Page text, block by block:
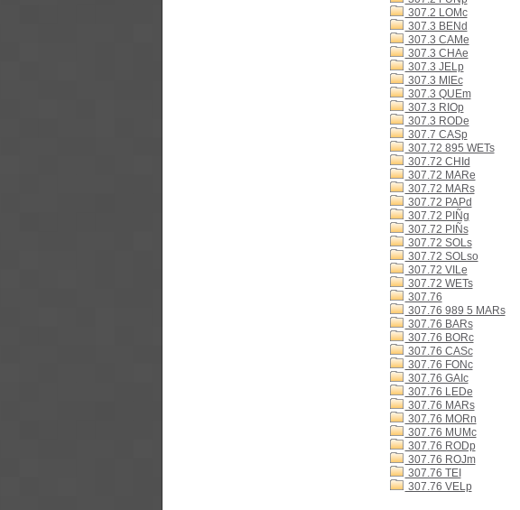
307.2 LOMc
307.3 BENd
307.3 CAMe
307.3 CHAe
307.3 JELp
307.3 MIEc
307.3 QUEm
307.3 RIOp
307.3 RODe
307.7 CASp
307.72 895 WETs
307.72 CHId
307.72 MARe
307.72 MARs
307.72 PAPd
307.72 PIÑg
307.72 PIÑs
307.72 SOLs
307.72 SOLso
307.72 VILe
307.72 WETs
307.76
307.76 989 5 MARs
307.76 BARs
307.76 BORc
307.76 CASc
307.76 FONc
307.76 GAIc
307.76 LEDe
307.76 MARs
307.76 MORn
307.76 MUMc
307.76 RODp
307.76 ROJm
307.76 TEI
307.76 VELp